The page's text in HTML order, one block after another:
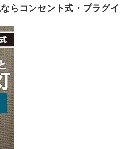
らコンセント式・プラグ